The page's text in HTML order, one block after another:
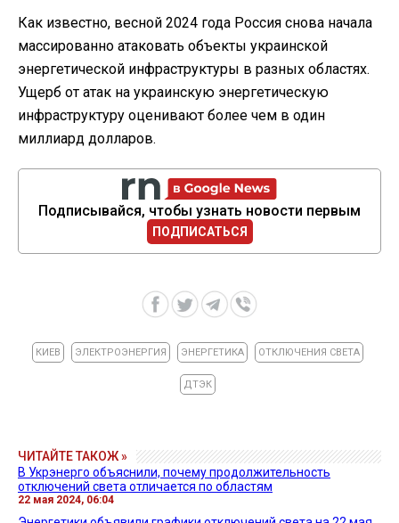
Как известно, весной 2024 года Россия снова начала
массированно атаковать объекты украинской
энергетической инфраструктуры в разных областях.
Ущерб от атак на украинскую энергетическую
инфраструктуру оценивают более чем в один
миллиард долларов.
Подписывайся, чтобы узнать новости первым
ПОДПИСАТЬСЯ
КИЕВ ЭЛЕКТРОЭНЕРГИЯ ЭНЕРГЕТИКА ОТКЛЮЧЕНИЯ СВЕТА
ДТЭК
ЧИТАЙТЕ ТАКОЖ »
В Укрэнерго объяснили, почему продолжительность
отключений света отличается по областям
22 мая 2024, 06:04